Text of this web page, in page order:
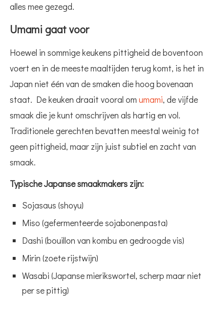
alles mee gezegd.
Umami gaat voor
Hoewel in sommige keukens pittigheid de boventoon
voert en in de meeste maaltijden terug komt, is het in
Japan niet één van de smaken die hoog bovenaan
staat. De keuken draait vooral om umami, de vijfde
smaak die je kunt omschrijven als hartig en vol.
Traditionele gerechten bevatten meestal weinig tot
geen pittigheid, maar zijn juist subtiel en zacht van
smaak.
Typische Japanse smaakmakers zijn:
Sojasaus (shoyu)
Miso (gefermenteerde sojabonenpasta)
Dashi (bouillon van kombu en gedroogde vis)
Mirin (zoete rijstwijn)
Wasabi (Japanse mierikswortel, scherp maar niet
per se pittig)